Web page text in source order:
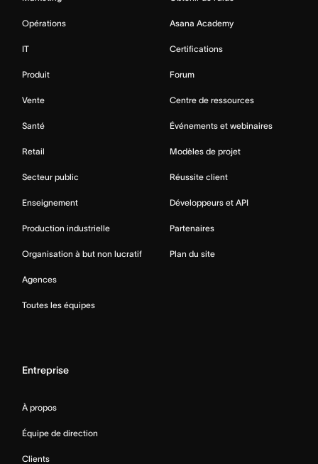
Opérations
IT
Produit
Vente
Santé
Retail
Secteur public
Enseignement
Production industrielle
Organisation à but non lucratif
Agences
Toutes les équipes
Asana Academy
Certifications
Forum
Centre de ressources
Événements et webinaires
Modèles de projet
Réussite client
Développeurs et API
Partenaires
Plan du site
Entreprise
À propos
Équipe de direction
Clients